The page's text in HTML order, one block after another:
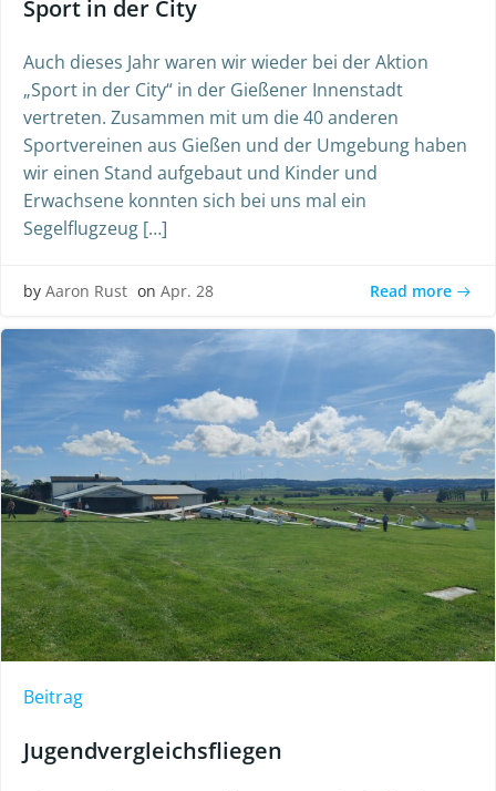
Sport in der City
Auch dieses Jahr waren wir wieder bei der Aktion
„Sport in der City“ in der Gießener Innenstadt
vertreten. Zusammen mit um die 40 anderen
Sportvereinen aus Gießen und der Umgebung haben
wir einen Stand aufgebaut und Kinder und
Erwachsene konnten sich bei uns mal ein
Segelflugzeug […]
by Aaron Rust on Apr. 28 Read more
Beitrag
Jugendvergleichsfliegen